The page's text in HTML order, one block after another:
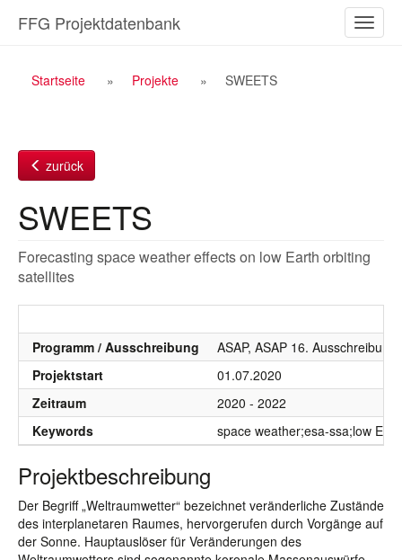
Inhalt
ein-/
FFG Projektdatenbank
Breadcrumb
Startseite Projekte SWEETS
zurück
SWEETS
Forecasting space weather effects on low Earth orbiting
satellites
Programm / Ausschreibung
ASAP, ASAP 16. Ausschreibung
Projektstart
01.07.2020
Zeitraum
2020 - 2022
Keywords
space weather;esa-ssa;low
Projektbeschreibung
Der Begriff „Weltraumwetter“ bezeichnet veränderliche Zustände
des interplanetaren Raumes, hervorgerufen durch Vorgänge auf
der Sonne. Hauptauslöser für Veränderungen des